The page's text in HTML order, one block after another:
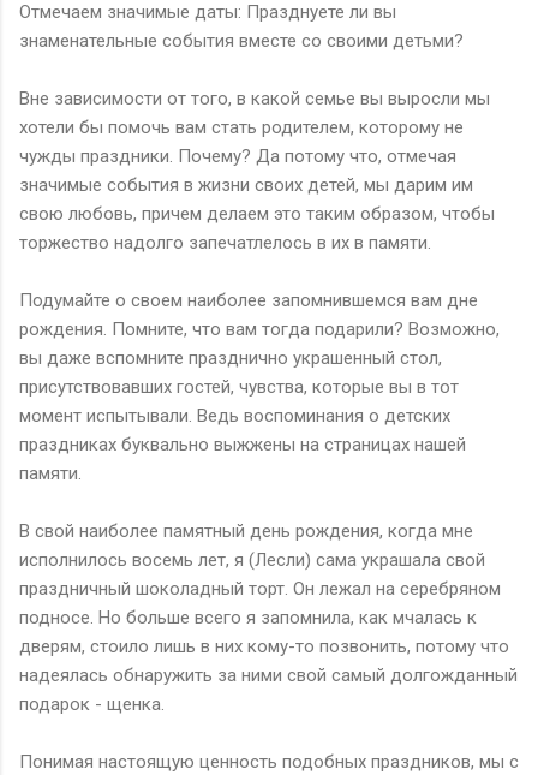
Отмечаем значимые даты: Празднуете ли вы
знаменательные события вместе со своими детьми?
Вне зависимости от того, в какой семье вы выросли мы
хотели бы помочь вам стать родителем, которому не
чужды праздники. Почему? Да потому что, отмечая
значимые события в жизни своих детей, мы дарим им
свою любовь, причем делаем это таким образом, чтобы
торжество надолго запечатлелось в их в памяти.
Подумайте о своем наиболее запомнившемся вам дне
рождения. Помните, что вам тогда подарили? Возможно,
вы даже вспомните празднично украшенный стол,
присутствовавших гостей, чувства, которые вы в тот
момент испытывали. Ведь воспоминания о детских
праздниках буквально выжжены на страницах нашей
памяти.
В свой наиболее памятный день рождения, когда мне
исполнилось восемь лет, я (Лесли) сама украшала свой
праздничный шоколадный торт. Он лежал на серебряном
подносе. Но больше всего я запомнила, как мчалась к
дверям, стоило лишь в них кому-то позвонить, потому что
надеялась обнаружить за ними свой самый долгожданный
подарок - щенка.
Понимая настоящую ценность подобных праздников, мы с